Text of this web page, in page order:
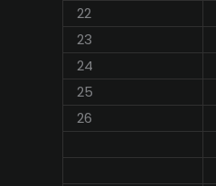
22
23
24
25
26